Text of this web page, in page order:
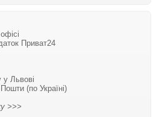
Приват24
у Львові
(по Україні)
>>>